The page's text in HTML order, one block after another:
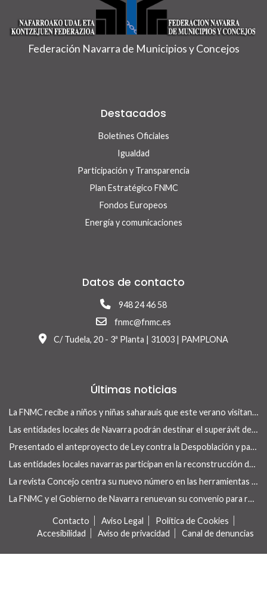
Federación Navarra de Municipios y Concejos
Destacados
Boletines Oficiales
Igualdad
Participación y Transparencia
Plan Estratégico FNMC
Fondos Europeos
Energía y comunicaciones
Datos de contacto
948 24 46 58
fnmc@fnmc.es
C/ Tudela, 20 - 3ª Planta | 31003 | PAMPLONA
Últimas noticias
La FNMC recibe a niños y niñas saharauis que este verano visitan Navarra con el programa Vacaciones en Paz
Las entidades locales de Navarra podrán destinar el superávit de 2025 a inversiones financieramente sostenibles tras la aprobación del Real Decreto-ley 13/2026
Presentado el anteproyecto de Ley contra la Despoblación y para el Desarrollo Rural
Las entidades locales navarras participan en la reconstrucción de infraestructuras dañadas por la DANA de 175 municipios valencianos
La revista Concejo centra su nuevo número en las herramientas locales para actuar en vivienda
La FNMC y el Gobierno de Navarra renuevan su convenio para reforzar las políticas de igualdad en las entidades locales
Contacto Aviso Legal
Política de Cookies
Accesibilidad
Aviso de privacidad Canal de denuncias